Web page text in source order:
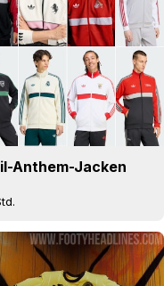
Anthem-Jacken